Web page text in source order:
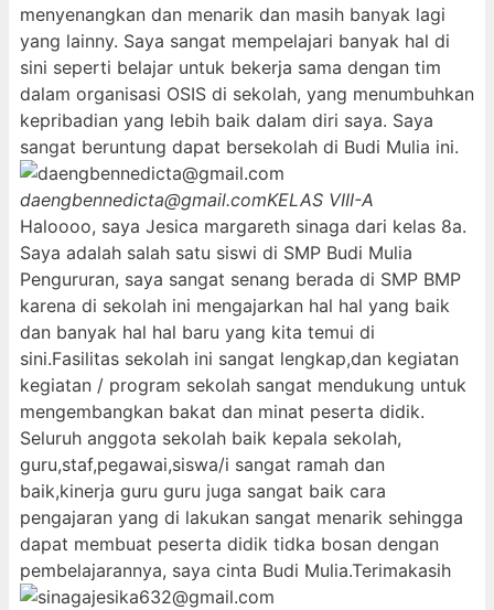
menyenangkan dan menarik dan masih banyak lagi
yang lainny. Saya sangat mempelajari banyak hal di
sini seperti belajar untuk bekerja sama dengan tim
dalam organisasi OSIS di sekolah, yang menumbuhkan
kepribadian yang lebih baik dalam diri saya. Saya
sangat beruntung dapat bersekolah di Budi Mulia ini.
daengbennedicta@gmail.comKELAS VIII-A
Haloooo, saya Jesica margareth sinaga dari kelas 8a.
Saya adalah salah satu siswi di SMP Budi Mulia
Pengururan, saya sangat senang berada di SMP BMP
karena di sekolah ini mengajarkan hal hal yang baik
dan banyak hal hal baru yang kita temui di
sini.Fasilitas sekolah ini sangat lengkap,dan kegiatan
kegiatan / program sekolah sangat mendukung untuk
mengembangkan bakat dan minat peserta didik.
Seluruh anggota sekolah baik kepala sekolah,
guru,staf,pegawai,siswa/i sangat ramah dan
baik,kinerja guru guru juga sangat baik cara
pengajaran yang di lakukan sangat menarik sehingga
dapat membuat peserta didik tidka bosan dengan
pembelajarannya, saya cinta Budi Mulia.Terimakasih